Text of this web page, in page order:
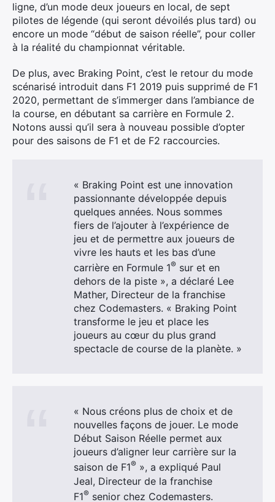
ligne, d’un mode deux joueurs en local, de sept
pilotes de légende (qui seront dévoilés plus tard) ou
encore un mode “début de saison réelle”, pour coller
à la réalité du championnat véritable.
De plus, avec Braking Point, c’est le retour du mode
scénarisé introduit dans F1 2019 puis supprimé de F1
2020, permettant de s’immerger dans l’ambiance de
la course, en débutant sa carrière en Formule 2.
Notons aussi qu’il sera à nouveau possible d’opter
pour des saisons de F1 et de F2 raccourcies.
« Braking Point est une innovation
passionnante développée depuis
quelques années. Nous sommes
fiers de l’ajouter à l’expérience de
jeu et de permettre aux joueurs de
vivre les hauts et les bas d’une
carrière en Formule 1® sur et en
dehors de la piste », a déclaré Lee
Mather, Directeur de la franchise
chez Codemasters. « Braking Point
transforme le jeu et place les
joueurs au cœur du plus grand
spectacle de course de la planète. »
« Nous créons plus de choix et de
nouvelles façons de jouer. Le mode
Début Saison Réelle permet aux
joueurs d’aligner leur carrière sur la
saison de F1® », a expliqué Paul
Jeal, Directeur de la franchise
F1® senior chez Codemasters.